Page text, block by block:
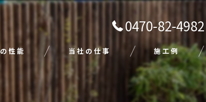
0470-82-4982
性能 当社の仕事
注文住宅
施工例